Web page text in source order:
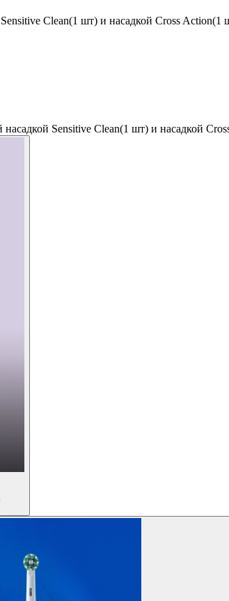
Clean(1 шт) и насадкой Cross Action(1
Sensitive Clean(1 шт) и насадкой